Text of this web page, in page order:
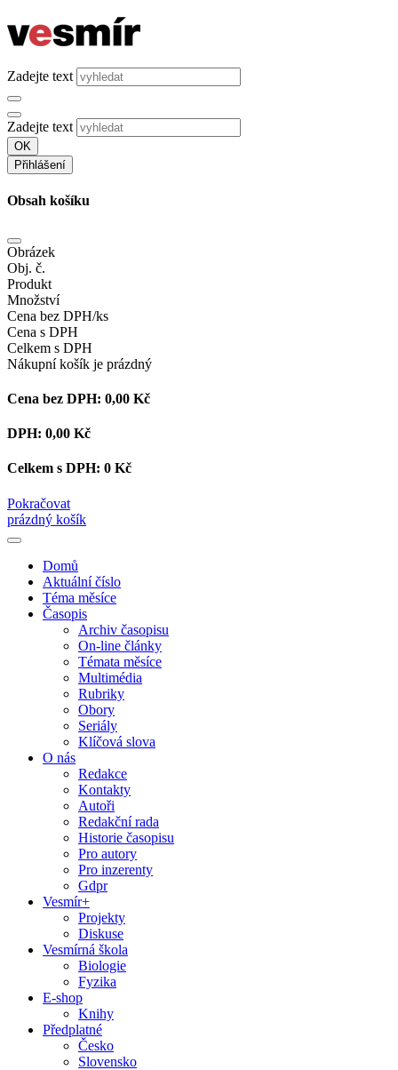
Zadejte text
Zadejte text
OK
Přihlášení
Obsah košíku
Obrázek
Obj. č.
Produkt
Množství
Cena bez DPH/ks
Cena s DPH
Celkem s DPH
Nákupní košík je prázdný
Cena bez DPH: 0,00 Kč
DPH: 0,00 Kč
Celkem s DPH: 0 Kč
Pokračovat
prázdný košík
Domů
Aktuální číslo
Téma měsíce
Časopis
Archiv časopisu
On-line články
Témata měsíce
Multimédia
Rubriky
Obory
Seriály
Klíčová slova
O nás
Redakce
Kontakty
Autoři
Redakční rada
Historie časopisu
Pro autory
Pro inzerenty
Gdpr
Vesmír+
Projekty
Diskuse
Vesmírná škola
Biologie
Fyzika
E-shop
Knihy
Předplatné
Česko
Slovensko